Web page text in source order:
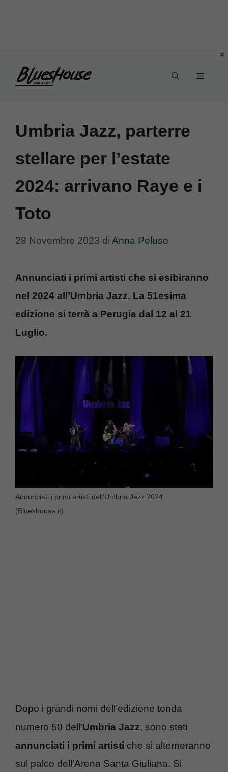
Menu
Umbria Jazz, parterre
stellare per l’estate
2024: arrivano Raye e i
Toto
28 Novembre 2023 di Anna Peluso
Annunciati i primi artisti che si esibiranno
nel 2024 all’Umbria Jazz. La 51esima
edizione si terrà a Perugia dal 12 al 21
Luglio.
Annunciati i primi artisti dell’Umbria Jazz 2024
(Blueshouse.it)
Dopo i grandi nomi dell’edizione tonda
numero 50 dell’Umbria Jazz, sono stati
annunciati i primi artisti che si alterneranno
sul palco dell’Arena Santa Giuliana. Si